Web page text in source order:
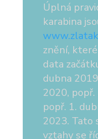
Úplná
karabina
znění,
data
dubna
2020,
popř. 1.
2023. Tato
vztahy se